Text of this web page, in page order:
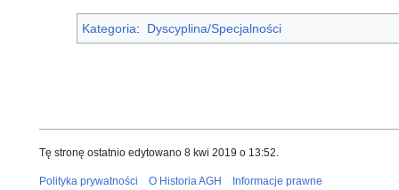
Kategoria: Dyscyplina/Specjalności
Tę stronę ostatnio edytowano 8 kwi 2019 o 13:52.
Polityka prywatności O Historia AGH Informacje prawne